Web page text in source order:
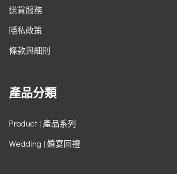
送貨服務
隱私政策
條款與細則
產品分類
Product | 產品系列
Wedding | 婚宴回禮